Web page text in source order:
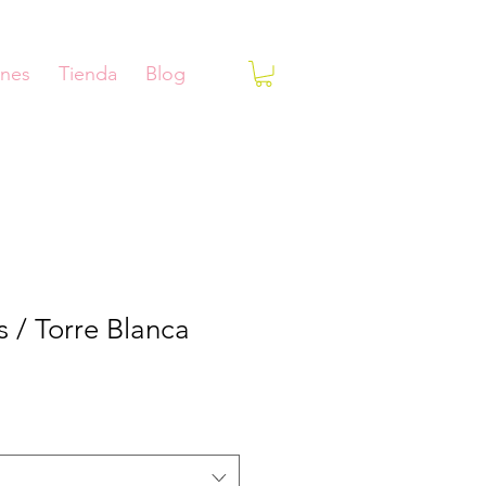
Tienda Blog
/ Torre Blanca